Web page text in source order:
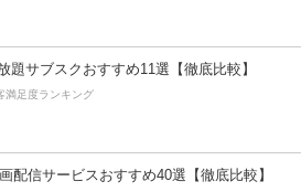
題サブスクおすすめ11選【徹底比較】
満足度ランキング
配信サービスおすすめ40選【徹底比較】